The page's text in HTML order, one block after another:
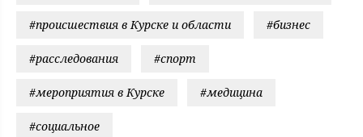
#происшествия в Курске и области #бизнес
#расследования #спорт
#мероприятия в Курске #медицина
#социальное